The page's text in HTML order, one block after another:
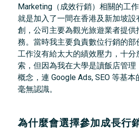
Marketing（成效行銷）相關的工
就是加入了一間在香港及新加坡
創，公司主要為觀光旅遊業者提供
務。當時我主要負責數位行銷的部
工作沒有給太大的績效壓力，十分
索，但因為我在大學是讀飯店管理
概念，連 Google Ads, SEO 等基
毫無認識。
為什麼會選擇參加成長行